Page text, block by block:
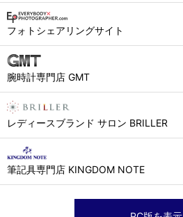
フォトシェアリングサイト
腕時計専門店 GMT
レディースブランド サロン BRILLER
筆記具専門店 KINGDOM NOTE